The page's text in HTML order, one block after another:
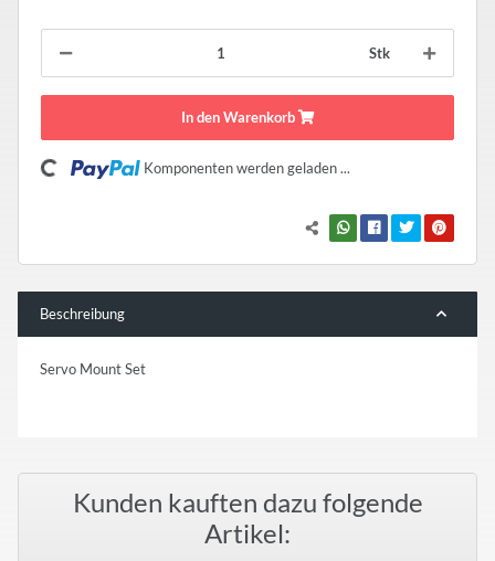
Stk
In den Warenkorb
Loading... Komponenten werden geladen ...
Beschreibung
Servo Mount Set
Kunden kauften dazu folgende
Artikel: